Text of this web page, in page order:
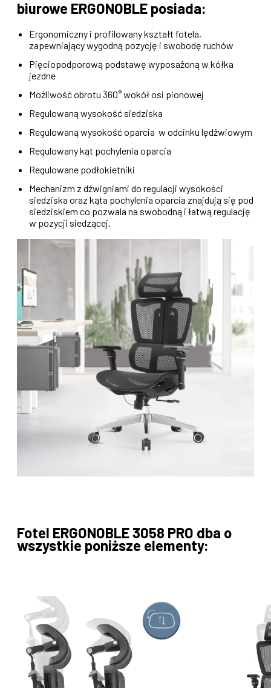
biurowe ERGONOBLE posiada:
Ergonomiczny i profilowany kształt fotela,
zapewniający wygodną pozycję i swobodę ruchów
Pięciopodporową podstawę wyposażoną w kółka
jezdne
Możliwość obrotu 360° wokół osi pionowej
Regulowaną wysokość siedziska
Regulowaną wysokość oparcia w odcinku lędźwiowym
Regulowany kąt pochylenia oparcia
Regulowane podłokietniki
Mechanizm z dźwigniami do regulacji wysokości
siedziska oraz kąta pochylenia oparcia znajdują się pod
siedziskiem co pozwala na swobodną i łatwą regulację
w pozycji siedzącej.
Fotel ERGONOBLE 3058 PRO dba o
wszystkie poniższe elementy: